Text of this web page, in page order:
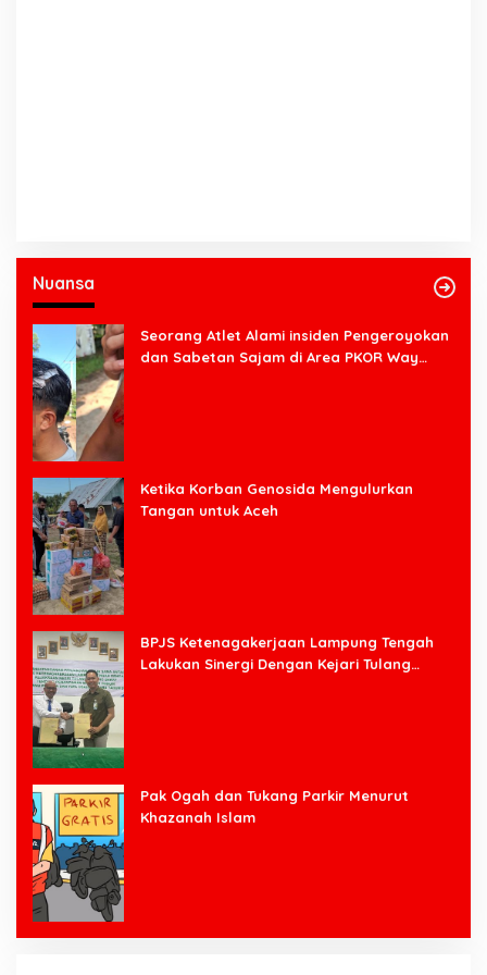
Nuansa
Seorang Atlet Alami insiden Pengeroyokan
dan Sabetan Sajam di Area PKOR Way
Ketika Korban Genosida Mengulurkan
Tangan untuk Aceh
BPJS Ketenagakerjaan Lampung Tengah
Lakukan Sinergi Dengan Kejari Tulang
Pak Ogah dan Tukang Parkir Menurut
Khazanah Islam